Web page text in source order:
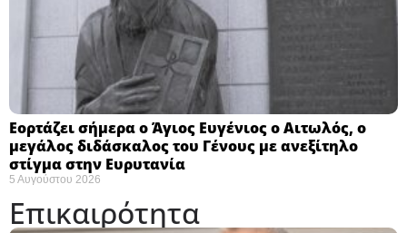
Εορτάζει σήμερα ο Άγιος Ευγένιος ο Αιτωλός, ο
μεγάλος διδάσκαλος του Γένους με ανεξίτηλο
στίγμα στην Ευρυτανία
5 Αυγούστου 2026
Επικαιρότητα